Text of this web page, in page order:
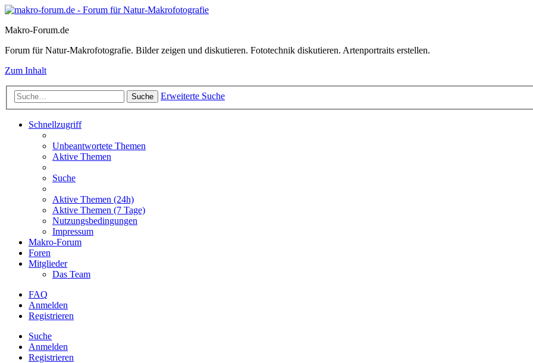
Makro-Forum.de
Forum für Natur-Makrofotografie. Bilder zeigen und diskutieren. Fototechnik diskutieren. Artenportraits erstellen.
Zum Inhalt
Suche Erweiterte Suche
Schnellzugriff
Unbeantwortete Themen
Aktive Themen
Suche
Aktive Themen (24h)
Aktive Themen (7 Tage)
Nutzungsbedingungen
Impressum
Makro-Forum
Foren
Mitglieder
Das Team
FAQ
Anmelden
Registrieren
Suche
Anmelden
Registrieren